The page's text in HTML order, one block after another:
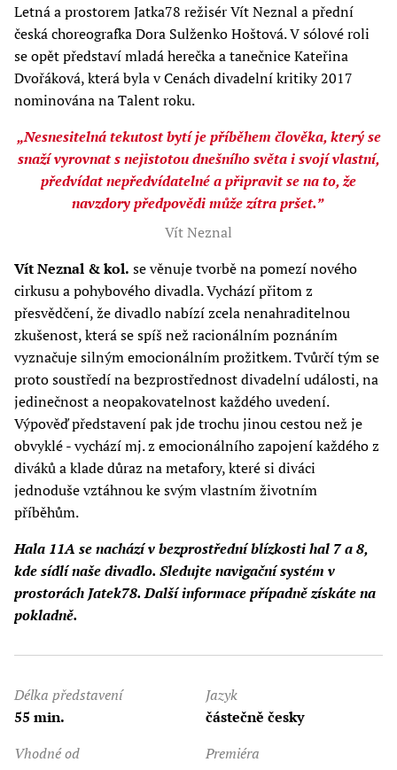
Letná a prostorem Jatka78 režisér Vít Neznal a přední
česká choreografka Dora Sulženko Hoštová. V sólové roli
se opět představí mladá herečka a tanečnice Kateřina
Dvořáková, která byla v Cenách divadelní kritiky 2017
nominována na Talent roku.
„Nesnesitelná tekutost bytí je příběhem člověka, který se
snaží vyrovnat s nejistotou dnešního světa i svojí vlastní,
předvídat nepředvídatelné a připravit se na to, že
navzdory předpovědi může zítra pršet.”
Vít Neznal
Vít Neznal & kol. se věnuje tvorbě na pomezí nového
cirkusu a pohybového divadla. Vychází přitom z
přesvědčení, že divadlo nabízí zcela nenahraditelnou
zkušenost, která se spíš než racionálním poznáním
vyznačuje silným emocionálním prožitkem. Tvůrčí tým se
proto soustředí na bezprostřednost divadelní události, na
jedinečnost a neopakovatelnost každého uvedení.
Výpověď představení pak jde trochu jinou cestou než je
obvyklé - vychází mj. z emocionálního zapojení každého z
diváků a klade důraz na metafory, které si diváci
jednoduše vztáhnou ke svým vlastním životním
příběhům.
Hala 11A se nachází v bezprostřední blízkosti hal 7 a 8,
kde sídlí naše divadlo. Sledujte navigační systém v
prostorách Jatek78. Další informace případně získáte na
pokladně.
Délka představení
55 min.
Vhodné od
Jazyk
částečně česky
Premiéra